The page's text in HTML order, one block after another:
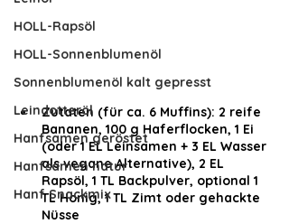
HOLL-Rapsöl
HOLL-Sonnenblumenöl
Sonnenblumenöl kalt gepresst
Leindotteröl
Hanfsamen geröstet
Hanfsamen natur
Hanf Snackmix
Zutaten (für ca. 6 Muffins): 2 reife
Bananen, 100 g Haferflocken, 1 Ei
(oder 1 EL Leinsamen + 3 EL Wasser
als vegane Alternative), 2 EL
Rapsöl, 1 TL Backpulver, optional 1
TL Honig, 1 TL Zimt oder gehackte
Nüsse